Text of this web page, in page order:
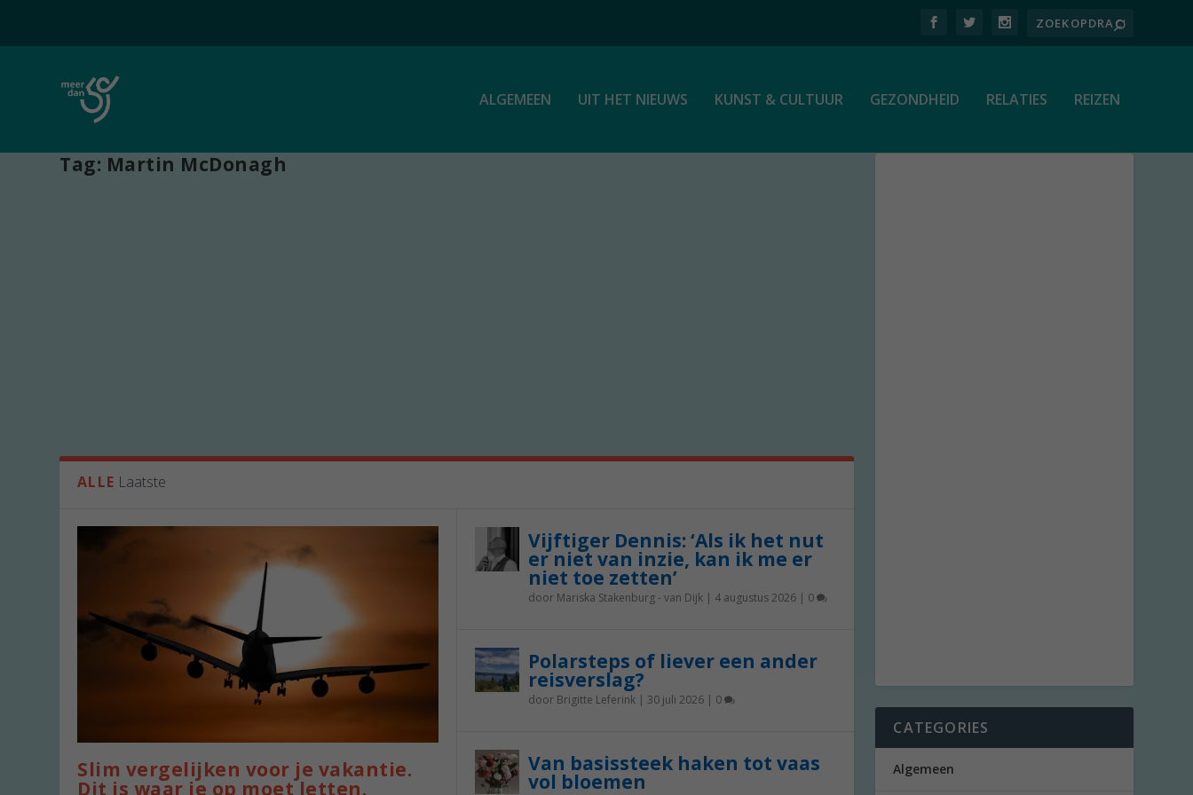
ALGEMEEN UIT HET NIEUWS KUNST & CULTUUR GEZONDHEID RELATIES REIZEN
Tag: Martin McDonagh
ALLE Laatste
Slim vergelijken voor je vakantie.
Dit is waar je op moet letten.
Vijftiger Dennis: ‘Als ik het nut
er niet van inzie, kan ik me er
niet toe zetten’
door Mariska Stakenburg - van Dijk| 4 augustus 2026| 0
Polarsteps of liever een ander
reisverslag?
door Brigitte Leferink| 30 juli 2026| 0
Van basissteek haken tot vaas
vol bloemen
CATEGORIES
Algemeen